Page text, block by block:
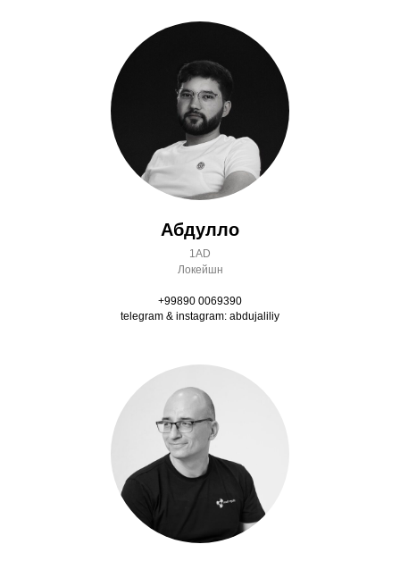
Абдулло
1AD
Локейшн
+99890 0069390
telegram & instagram: abdujaliliy